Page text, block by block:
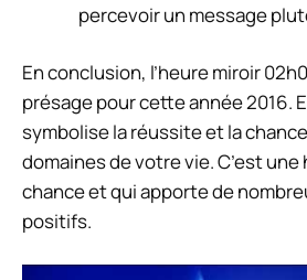
percevoir un message
En conclusion, l’heure miroir
présage pour cette année 2016.
symbolise la réussite et la
domaines de votre vie. C’est
chance et qui apporte de
positifs.